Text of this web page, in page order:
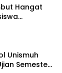
Hangat
Unismuh
Semester,